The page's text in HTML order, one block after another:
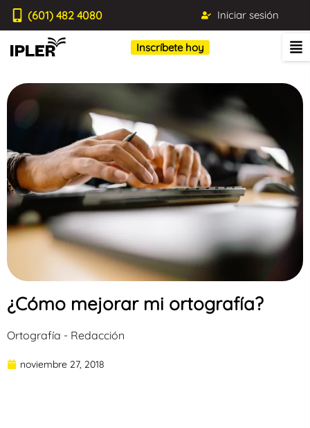
(601) 482 4080 Iniciar sesión
Inscríbete hoy
¿Cómo mejorar mi ortografía?
Ortografía - Redacción
noviembre 27, 2018